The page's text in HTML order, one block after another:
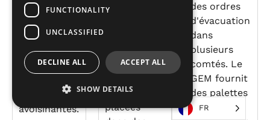
dégâts à
Saint-
Vincent, à la
Grenade, à
la Jamaïque
d'autres îles
avoisinantes.
été privés
milliers de
personnes
évacuées et
placées
des ordres
d'évacuation
dans
plusieurs
comtés. Le
GEM fournit
des palettes
de secours
FR
FUNCTIONALITY
UNCLASSIFIED
ACCEPT ALL
DECLINE ALL
SHOW DETAILS